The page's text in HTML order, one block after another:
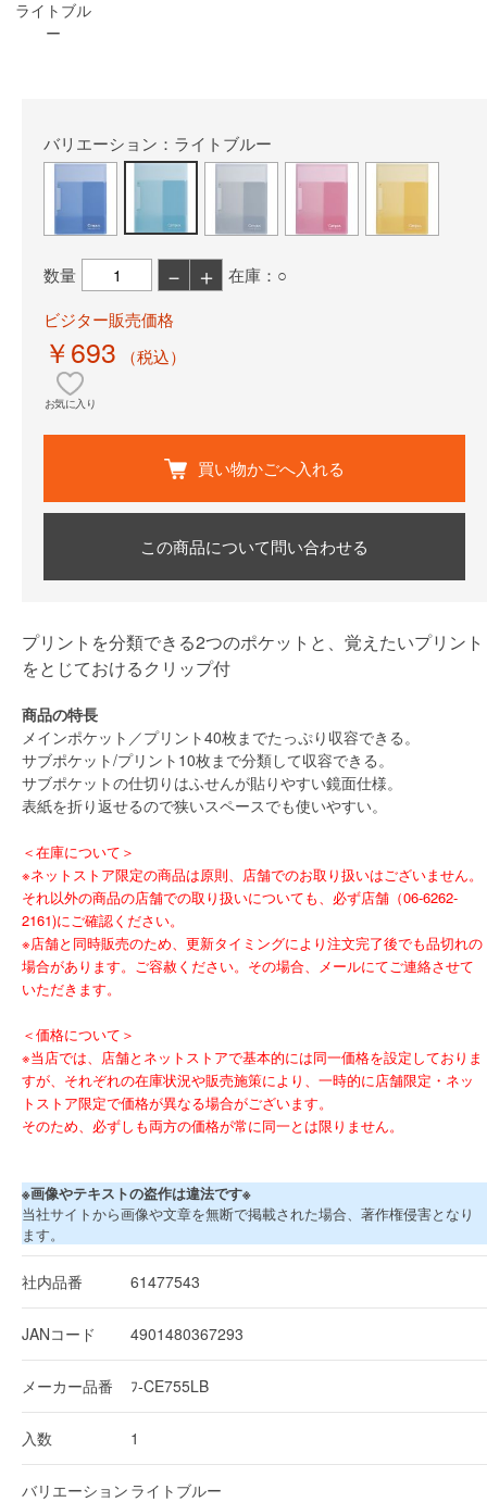
ライトブル
ー
バリエーション：ライトブルー
数量 － ＋
在庫：○
ビジター販売価格
￥693 （税込）
お気に入り
買い物かごへ入れる
この商品について問い合わせる
プリントを分類できる2つのポケットと、覚えたいプリント
をとじておけるクリップ付
商品の特長
メインポケット／プリント40枚までたっぷり収容できる。
サブポケット/プリント10枚まで分類して収容できる。
サブポケットの仕切りはふせんが貼りやすい鏡面仕様。
表紙を折り返せるので狭いスペースでも使いやすい。
＜在庫について＞
※ネットストア限定の商品は原則、店舗でのお取り扱いはございません。
それ以外の商品の店舗での取り扱いについても、必ず店舗（06-6262-
2161)にご確認ください。
※店舗と同時販売のため、更新タイミングにより注文完了後でも品切れの
場合があります。ご容赦ください。その場合、メールにてご連絡させて
いただきます。
＜価格について＞
※当店では、店舗とネットストアで基本的には同一価格を設定しておりま
すが、それぞれの在庫状況や販売施策により、一時的に店舗限定・ネッ
トストア限定で価格が異なる場合がございます。
そのため、必ずしも両方の価格が常に同一とは限りません。
※画像やテキストの盗作は違法です※
当社サイトから画像や文章を無断で掲載された場合、著作権侵害となり
ます。
社内品番 61477543
JANコード 4901480367293
メーカー品番 ﾌ-CE755LB
入数 1
バリエーション ライトブルー